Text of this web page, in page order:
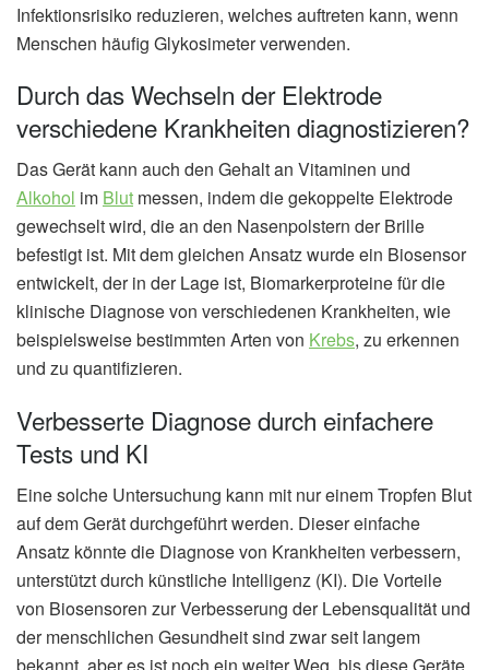
Infektionsrisiko reduzieren, welches auftreten kann, wenn
Menschen häufig Glykosimeter verwenden.
Durch das Wechseln der Elektrode
verschiedene Krankheiten diagnostizieren?
Das Gerät kann auch den Gehalt an Vitaminen und
Alkohol im Blut messen, indem die gekoppelte Elektrode
gewechselt wird, die an den Nasenpolstern der Brille
befestigt ist. Mit dem gleichen Ansatz wurde ein Biosensor
entwickelt, der in der Lage ist, Biomarkerproteine für die
klinische Diagnose von verschiedenen Krankheiten, wie
beispielsweise bestimmten Arten von Krebs, zu erkennen
und zu quantifizieren.
Verbesserte Diagnose durch einfachere
Tests und KI
Eine solche Untersuchung kann mit nur einem Tropfen Blut
auf dem Gerät durchgeführt werden. Dieser einfache
Ansatz könnte die Diagnose von Krankheiten verbessern,
unterstützt durch künstliche Intelligenz (KI). Die Vorteile
von Biosensoren zur Verbesserung der Lebensqualität und
der menschlichen Gesundheit sind zwar seit langem